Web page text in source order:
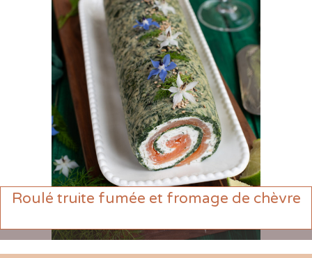
Roulé truite fumée et fromage de chèvre